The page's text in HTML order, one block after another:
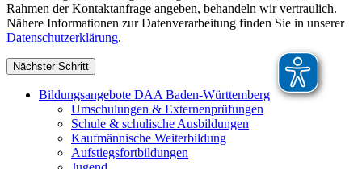
Rahmen der Kontaktanfrage angeben, behandeln wir vertraulich.
Nähere Informationen zur Datenverarbeitung finden Sie in unserer
Datenschutzerklärung.
Nächster Schritt
Bildungsangebote DAA Baden-Württemberg
Umschulungen & Externenprüfungen
Schule & schulische Ausbildungen
Kaufmännische Weiterbildung
Aufstiegsfortbildungen